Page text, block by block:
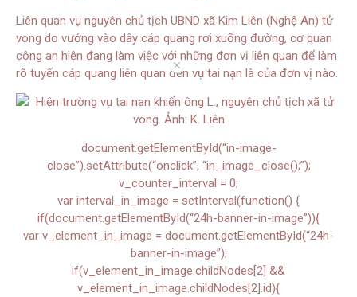
Liên quan vụ nguyên chủ tịch UBND xã Kim Liên (Nghệ An) tử
vong do vướng vào dây cáp quang rơi xuống đường, cơ quan
công an hiện đang làm việc với những đơn vị liên quan để làm
rõ tuyến cáp quang liên quan đến vụ tai nạn là của đơn vị nào.
//
document.getElementById(“in-image-
close”).setAttribute(“onclick”, “in_image_close();”);
v_counter_interval = 0;
var interval_in_image = setInterval(function() {
if(document.getElementById(“24h-banner-in-image”)){
var v_element_in_image = document.getElementById(“24h-
banner-in-image”);
if(v_element_in_image.childNodes[2] &&
v_element_in_image.childNodes[2].id){